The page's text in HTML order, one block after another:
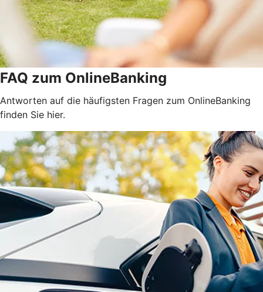
FAQ zum OnlineBanking
Antworten auf die häufigsten Fragen zum OnlineBanking
finden Sie hier.